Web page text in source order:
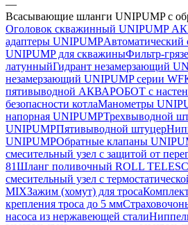
—
Всасывающие шланги UNIPUMP с
Оголовок скважинный UNIPUMP
адаптеры UNIPUMPАвтоматический
UNIPUMP для скважиныФильтр-
латунныйГидрант незамерзающий
незамерзающий UNIPUMP серии WF
пятивыводной АКВАРОБОТ с
безопасности котлаМанометры
напорная UNIPUMPТрехвыводной
UNIPUMPПятивыводной штуцер
UNIPUMPОбратные клапаны
смесительный узел с защитой от
81Шланг поливочный ROLL
смесительный узел с
MIXЗажим (хомут) для троса
крепления троса до 5 мм
насоса из нержавеющей стали